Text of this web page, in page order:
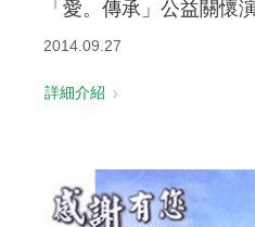
「愛。傳承」公益關懷
2014.09.27
詳細介紹